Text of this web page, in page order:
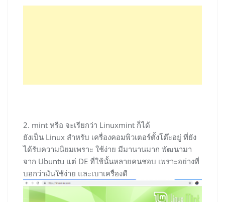
2. mint หรือ จะเรียกว่า Linuxmint ก็ได้
ยังเป็น Linux สำหรับ เครื่องคอมพิวเตอร์ตั้งโต๊ะอยู่ ที่ยัง
ได้รับความนิยมเพราะ ใช้ง่าย มีมานานมาก พัฒนามา
จาก Ubuntu แต่ DE ที่ใช้นั้นหลายคนชอบ เพราะอย่างที่
บอกว่ามันใช้ง่าย และเบาเครื่องดี